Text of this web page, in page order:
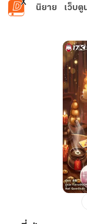
ข้ามไปยังเนื้อหาหลัก
นิยาย เว็บตู